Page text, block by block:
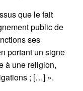
que le fait
public de
ses
portant un signe
à une religion,
; […] ».